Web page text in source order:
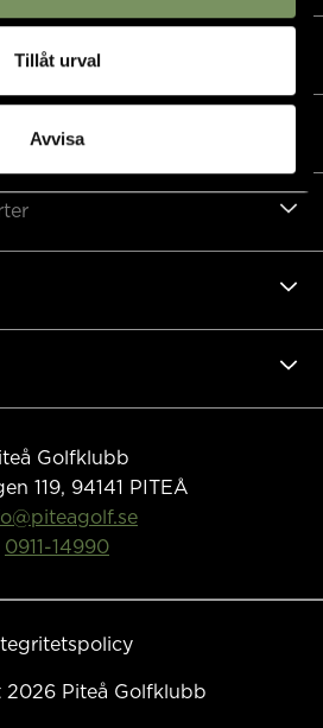
Tillåt urval
Avvisa
Golfklubb
119, 94141
PITEÅ
0911-14990
2026 Piteå Golfklubb